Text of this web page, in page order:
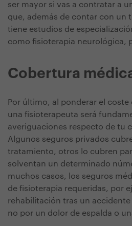
ser mayor si vas a contratar a
que, además de contar con un
tiene estudios de
como fisioterapia neurológica,
Cobertura
Por último, al ponderar el coste
una fisioterapeuta será
averiguaciones respecto de tu
Algunos seguros privados
tratamiento, otros lo cubren
solventan un determinado
muchos casos, los seguros
de fisioterapia requeridas, por
rehabilitación tras un
no por un dolor de espalda o